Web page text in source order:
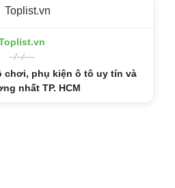
--/--/----
chơi, phụ kiện ô tô uy tín và
nhất TP. HCM